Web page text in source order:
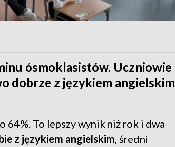
ósmoklasistów. Uczniowie
dobrze z językiem angielskim
64%. To lepszy wynik niż rok i dwa
z językiem angielskim , średni